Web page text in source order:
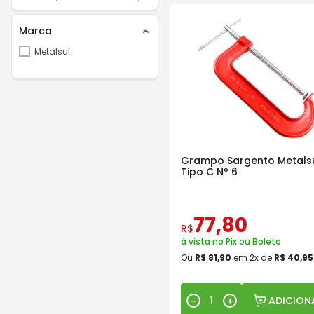
Marca
Metalsul
Grampo Sargento
Tipo C Nº 6
R$77,80
à vista no Pix ou Boleto
Ou R$ 81,90 em 2x de R$ 40,95
＋
－